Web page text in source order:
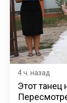
4 ч. назад
Этот танец